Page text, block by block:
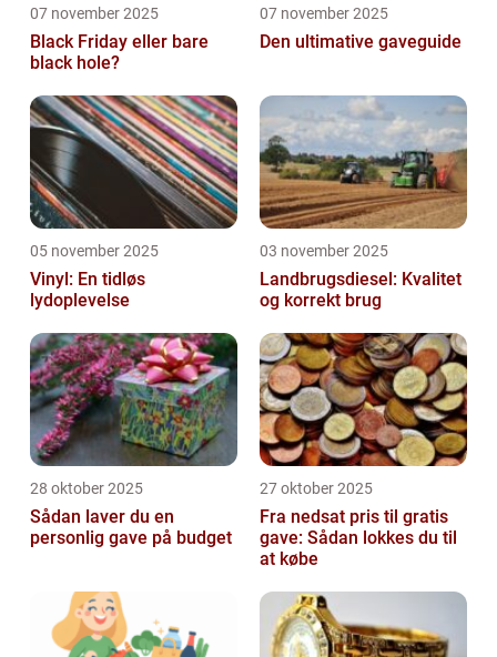
07 november 2025
Black Friday eller bare
black hole?
07 november 2025
Den ultimative gaveguide
05 november 2025
Vinyl: En tidløs
lydoplevelse
03 november 2025
Landbrugsdiesel: Kvalitet
og korrekt brug
28 oktober 2025
Sådan laver du en
personlig gave på budget
27 oktober 2025
Fra nedsat pris til gratis
gave: Sådan lokkes du til
at købe